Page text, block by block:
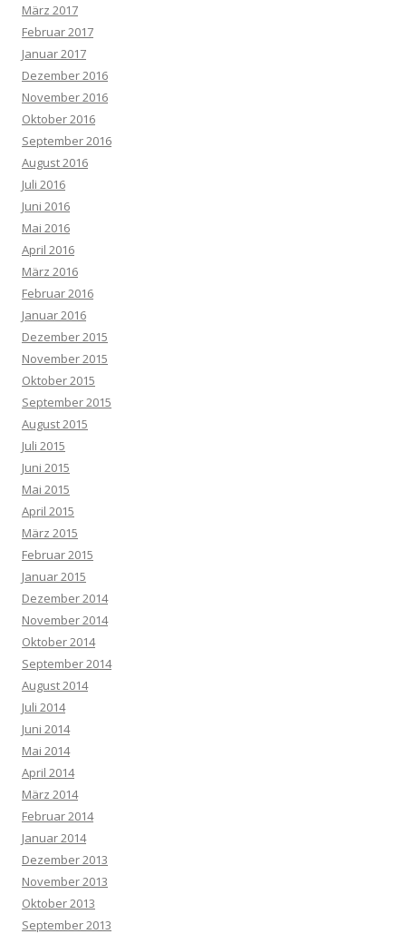
März 2017
Februar 2017
Januar 2017
Dezember 2016
November 2016
Oktober 2016
September 2016
August 2016
Juli 2016
Juni 2016
Mai 2016
April 2016
März 2016
Februar 2016
Januar 2016
Dezember 2015
November 2015
Oktober 2015
September 2015
August 2015
Juli 2015
Juni 2015
Mai 2015
April 2015
März 2015
Februar 2015
Januar 2015
Dezember 2014
November 2014
Oktober 2014
September 2014
August 2014
Juli 2014
Juni 2014
Mai 2014
April 2014
März 2014
Februar 2014
Januar 2014
Dezember 2013
November 2013
Oktober 2013
September 2013